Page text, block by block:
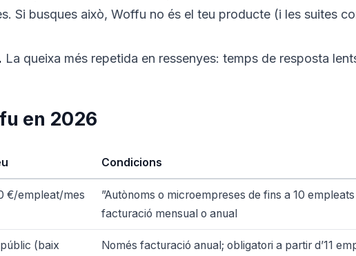
Si busques això, Woffu no és el teu producte (i les suites
La queixa més repetida en ressenyes: temps de resposta
en 2026
Condicions
€/empleat/mes
”Autònoms o microempreses de fins a 10
facturació mensual o anual
(baix
Només facturació anual; obligatori a partir d’11